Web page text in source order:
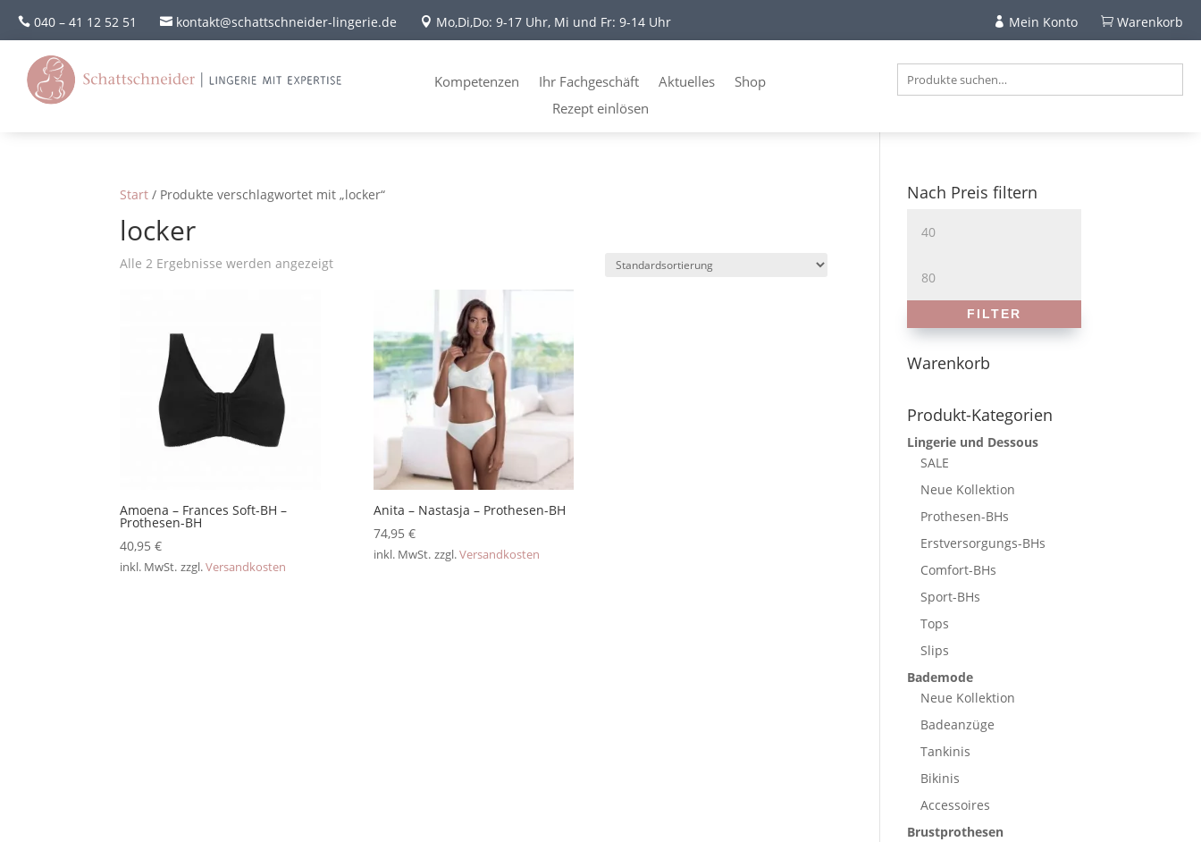
 040 – 41 12 52 51  kontakt@schattschneider-lingerie.de  Mo,Di,Do: 9-17 Uhr, Mi und Fr: 9-14 Uhr  Mein Konto  Warenkorb
Kompetenzen Ihr Fachgeschäft Aktuelles
Shop
Rezept einlösen
Start / Produkte verschlagwortet mit „locker“
locker
Alle 2 Ergebnisse werden angezeigt
Amoena – Frances Soft-BH –
Prothesen-BH
40,95€
inkl. MwSt. zzgl.Versandkosten
Anita – Nastasja – Prothesen-BH
74,95 €
inkl. MwSt. zzgl.Versandkosten
Nach Preis filtern
FILTER
Warenkorb
Produkt-Kategorien
Lingerie und Dessous
SALE
Neue Kollektion
Prothesen-BHs
Erstversorgungs-BHs
Comfort-BHs
Sport-BHs
Tops
Slips
Bademode
Neue Kollektion
Badeanzüge
Tankinis
Bikinis
Accessoires
Brustprothesen